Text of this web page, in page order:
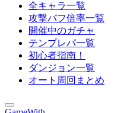
全キャラ一覧
攻撃バフ倍率一覧
開催中のガチャ
テンプレパ一覧
初心者指南！
ダンジョン一覧
オート周回まとめ